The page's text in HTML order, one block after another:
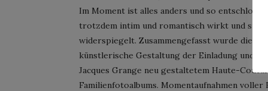
Im Moment ist alles anders und so entschloss
trotzdem intim und romantisch wirkt und
widerspiegelt. Zusammengefasst wurde die
künstlerische Gestaltung der Einladung und
Jacques Grange neu gestaltetem Haute-
Familienfotoalbums. Momentaufnahmen